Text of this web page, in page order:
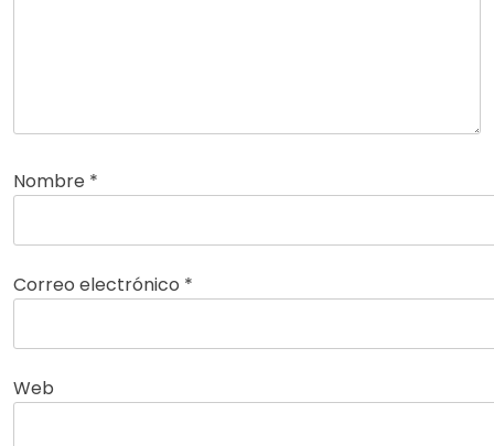
Nombre *
Correo electrónico *
Web